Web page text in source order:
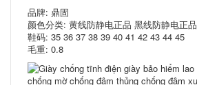
品牌: 鼎固
颜色分类: 黄线防静电正品 黑线防静电正品
鞋码: 35 36 37 38 39 40 41 42 43 44 45
毛重: 0.8